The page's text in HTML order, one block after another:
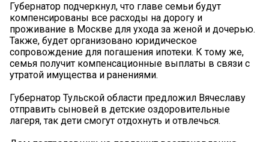
Губернатор подчеркнул, что главе семьи будут
компенсированы все расходы на дорогу и
проживание в Москве для ухода за женой и дочерью.
Также, будет организовано юридическое
сопровождение для погашения ипотеки. К тому же,
семья получит компенсационные выплаты в связи с
утратой имущества и ранениями.
Губернатор Тульской области предложил Вячеславу
отправить сыновей в детские оздоровительные
лагеря, так дети смогут отдохнуть и отвлечься.